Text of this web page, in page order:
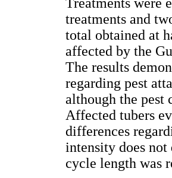
treatments and
total obtained at
affected by the
The results
regarding pest
although the pest
Affected tubers
differences
intensity does not
cycle length was